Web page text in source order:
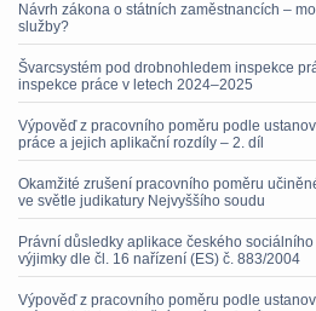
Návrh zákona o státních zaměstnancích –
služby?
Švarcsystém pod drobnohledem inspekce
inspekce práce v letech 2024–2025
Výpověď z pracovního poměru podle
práce a jejich aplikační rozdíly – 2. díl
Okamžité zrušení pracovního poměru
ve světle judikatury Nejvyššího soudu
Právní důsledky aplikace českého
výjimky dle čl. 16 nařízení (ES) č. 883/2004
Výpověď z pracovního poměru podle